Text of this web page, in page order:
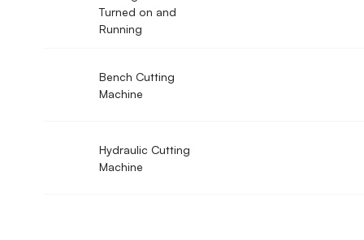
Turned on and
Running
Bench Cutting
Machine
Hydraulic Cutting
Machine